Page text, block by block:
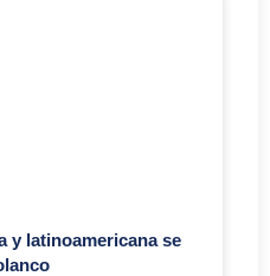
y latinoamericana se